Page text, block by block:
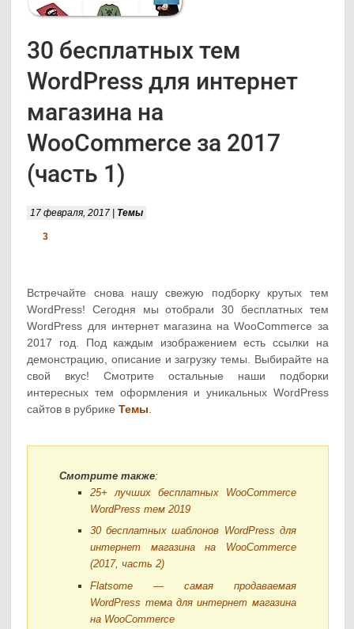
30 бесплатных тем
WordPress для интернет
магазина на
WooCommerce за 2017
(часть 1)
17 февраля, 2017 | Темы
3
Встречайте снова нашу свежую подборку крутых тем
WordPress! Сегодня мы отобрали 30 бесплатных тем
WordPress для интернет магазина на WooCommerce за
2017 год. Под каждым изображением есть ссылки на
демонстрацию, описание и загрузку темы. Выбирайте на
свой вкус! Смотрите остальные наши подборки
интересных тем оформления и уникальных WordPress
сайтов в рубрикеТемы
Смотрите также:
25+ лучших бесплатных WooCommerce
WordPress тем 2019
30 бесплатных шаблонов WordPress для
интернет магазина на WooCommerce
(2017, часть 2)
Flatsome — самая продаваемая
WordPress тема для интернет магазина
на WooCommerce